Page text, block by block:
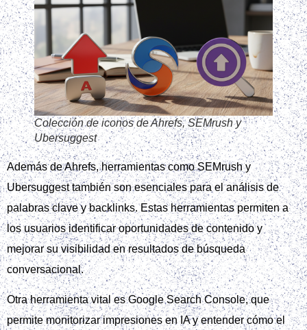
Colección de iconos de Ahrefs, SEMrush y
Ubersuggest
Además de Ahrefs, herramientas como SEMrush y
Ubersuggest también son esenciales para el análisis de
palabras clave y backlinks. Estas herramientas permiten a
los usuarios identificar oportunidades de contenido y
mejorar su visibilidad en resultados de búsqueda
conversacional.
Otra herramienta vital es Google Search Console, que
permite monitorizar impresiones en IA y entender cómo el